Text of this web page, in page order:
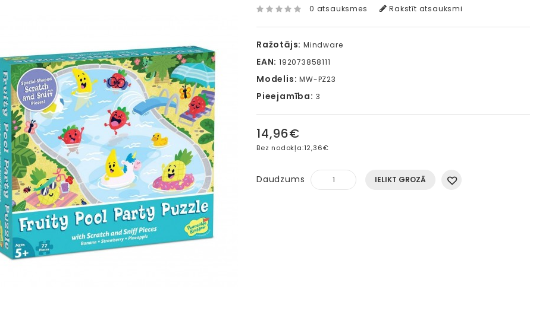
0 atsauksmes Rakstīt atsauksmi
Ražotājs: Mindware
EAN: 192073858111
Modelis: MW-PZ23
Pieejamība: 3
14,96€
Bez nodokļa:12,36€
Daudzums IELIKT GROZĀ